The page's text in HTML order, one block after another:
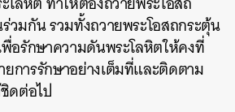
วมกัน รวมทั้งถวายพระโอสถกระตุ้น
อรักษาความดันพระโลหิตให้คงที่
การรักษาอย่างเต็มที่และติดตาม
ดต่อไป